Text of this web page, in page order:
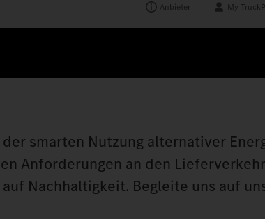
Anbieter My
smarten Nutzung alternativer
Anforderungen an den
Nachhaltigkeit. Begleite uns auf